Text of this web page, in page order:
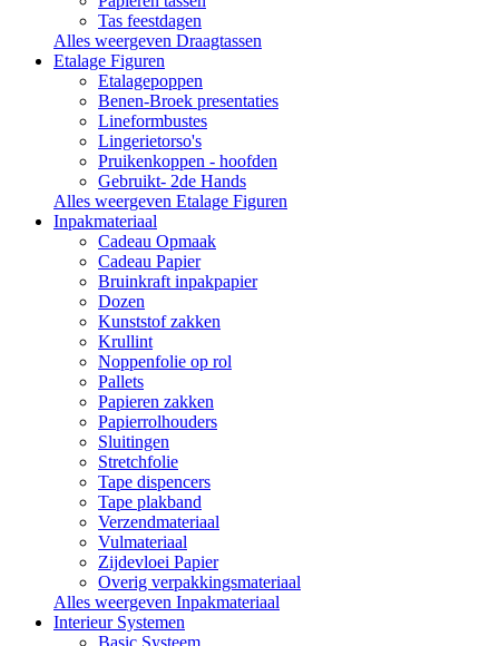
Tas feestdagen
Alles weergeven Draagtassen
Etalage Figuren
Etalagepoppen
Benen-Broek presentaties
Lineformbustes
Lingerietorso's
Pruikenkoppen - hoofden
Gebruikt- 2de Hands
Alles weergeven Etalage Figuren
Inpakmateriaal
Cadeau Opmaak
Cadeau Papier
Bruinkraft inpakpapier
Dozen
Kunststof zakken
Krullint
Noppenfolie op rol
Pallets
Papieren zakken
Papierrolhouders
Sluitingen
Stretchfolie
Tape dispencers
Tape plakband
Verzendmateriaal
Vulmateriaal
Zijdevloei Papier
Overig verpakkingsmateriaal
Alles weergeven Inpakmateriaal
Interieur Systemen
Basic Systeem